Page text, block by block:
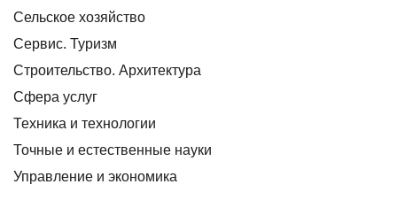
Сельское хозяйство
Сервис. Туризм
Строительство. Архитектура
Сфера услуг
Техника и технологии
Точные и естественные науки
Управление и экономика